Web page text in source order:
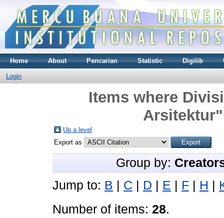
Home About Pencarian Statistic Digilib
Login
Items where
Arsitektur"
Up a level
Export as
Group by:
Jump to: B | C | D | E | F | H |
Number of items: 28.